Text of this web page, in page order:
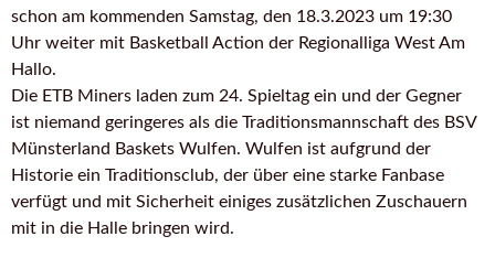
schon am kommenden Samstag, den 18.3.2023 um 19:30
Uhr weiter mit Basketball Action der Regionalliga West Am
Hallo.
Die ETB Miners laden zum 24. Spieltag ein und der Gegner
ist niemand geringeres als die Traditionsmannschaft des BSV
Münsterland Baskets Wulfen. Wulfen ist aufgrund der
Historie ein Traditionsclub, der über eine starke Fanbase
verfügt und mit Sicherheit einiges zusätzlichen Zuschauern
mit in die Halle bringen wird.